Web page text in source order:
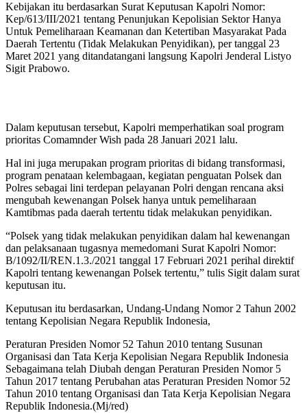
Kebijakan itu berdasarkan Surat Keputusan Kapolri Nomor:
Kep/613/III/2021 tentang Penunjukan Kepolisian Sektor Hanya
Untuk Pemeliharaan Keamanan dan Ketertiban Masyarakat Pada
Daerah Tertentu (Tidak Melakukan Penyidikan), per tanggal 23
Maret 2021 yang ditandatangani langsung Kapolri Jenderal Listyo
Sigit Prabowo.
Dalam keputusan tersebut, Kapolri memperhatikan soal program
prioritas Comamnder Wish pada 28 Januari 2021 lalu.
Hal ini juga merupakan program prioritas di bidang transformasi,
program penataan kelembagaan, kegiatan penguatan Polsek dan
Polres sebagai lini terdepan pelayanan Polri dengan rencana aksi
mengubah kewenangan Polsek hanya untuk pemeliharaan
Kamtibmas pada daerah tertentu tidak melakukan penyidikan.
“Polsek yang tidak melakukan penyidikan dalam hal kewenangan
dan pelaksanaan tugasnya memedomani Surat Kapolri Nomor:
B/1092/II/REN.1.3./2021 tanggal 17 Februari 2021 perihal direktif
Kapolri tentang kewenangan Polsek tertentu,” tulis Sigit dalam surat
keputusan itu.
Keputusan itu berdasarkan, Undang-Undang Nomor 2 Tahun 2002
tentang Kepolisian Negara Republik Indonesia,
Peraturan Presiden Nomor 52 Tahun 2010 tentang Susunan
Organisasi dan Tata Kerja Kepolisian Negara Republik Indonesia
Sebagaimana telah Diubah dengan Peraturan Presiden Nomor 5
Tahun 2017 tentang Perubahan atas Peraturan Presiden Nomor 52
Tahun 2010 tentang Organisasi dan Tata Kerja Kepolisian Negara
Republik Indonesia.(Mj/red)